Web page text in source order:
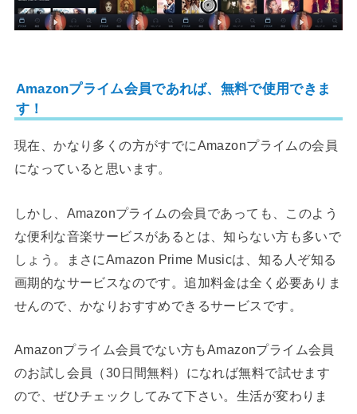
Amazonプライム会員であれば、無料で使用できま
す！
現在、かなり多くの方がすでにAmazonプライムの会員
になっていると思います。
しかし、Amazonプライムの会員であっても、このよう
な便利な音楽サービスがあるとは、知らない方も多いで
しょう。まさにAmazon Prime Musicは、知る人ぞ知る
画期的なサービスなのです。追加料金は全く必要ありま
せんので、かなりおすすめできるサービスです。
Amazonプライム会員でない方もAmazonプライム会員
のお試し会員（30日間無料）になれば無料で試せます
ので、ぜひチェックしてみて下さい。生活が変わりま